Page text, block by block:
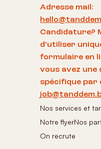
Adresse mail:
Candidature?
d’utiliser
formulaire en
vous avez une
spécifique par
Nos services et
Notre flyerNos
On recrute